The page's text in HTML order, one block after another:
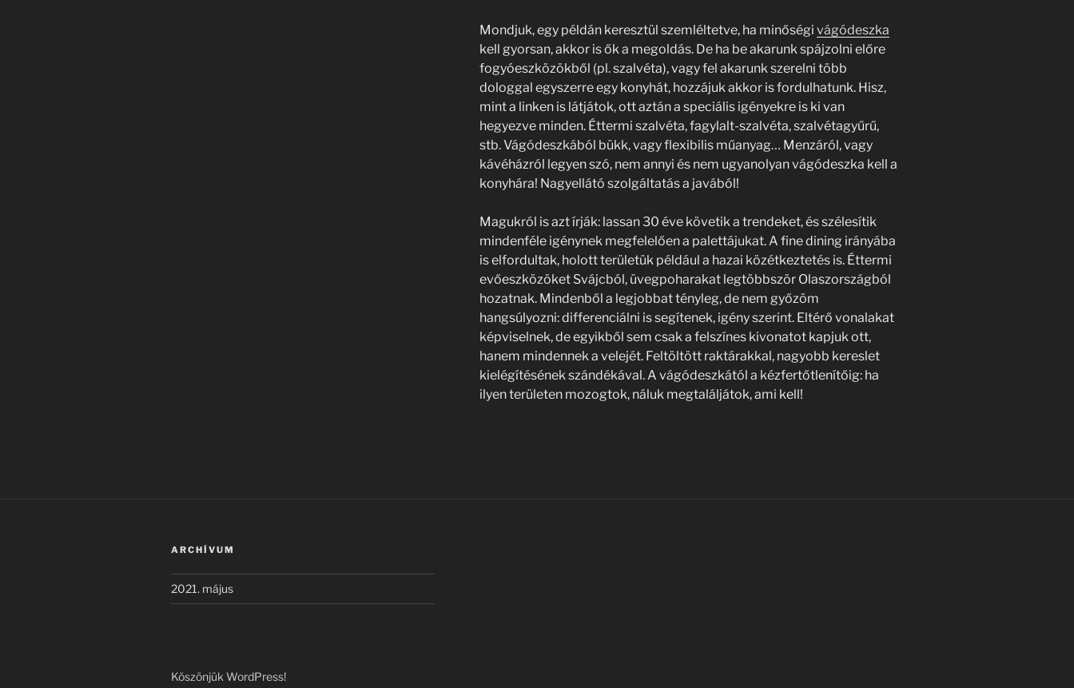
Mondjuk, egy példán keresztül szemléltetve, ha minőségi vágódeszka
kell gyorsan, akkor is ők a megoldás. De ha be akarunk spájzolni előre
fogyóeszközökből (pl. szalvéta), vagy fel akarunk szerelni több
dologgal egyszerre egy konyhát, hozzájuk akkor is fordulhatunk. Hisz,
mint a linken is látjátok, ott aztán a speciális igényekre is ki van
hegyezve minden. Éttermi szalvéta, fagylalt-szalvéta, szalvétagyűrű,
stb. Vágódeszkából bükk, vagy flexibilis műanyag… Menzáról, vagy
kávéházról legyen szó, nem annyi és nem ugyanolyan vágódeszka kell a
konyhára! Nagyellátó szolgáltatás a javából!
Magukról is azt írják: lassan 30 éve követik a trendeket, és szélesítik
mindenféle igénynek megfelelően a palettájukat. A fine dining irányába
is elfordultak, holott területük például a hazai közétkeztetés is. Éttermi
evőeszközöket Svájcból, üvegpoharakat legtöbbször Olaszországból
hozatnak. Mindenből a legjobbat tényleg, de nem győzöm
hangsúlyozni: differenciálni is segítenek, igény szerint. Eltérő vonalakat
képviselnek, de egyikből sem csak a felszínes kivonatot kapjuk ott,
hanem mindennek a velejét. Feltöltött raktárakkal, nagyobb kereslet
kielégítésének szándékával. A vágódeszkától a kézfertőtlenítőig: ha
ilyen területen mozogtok, náluk megtaláljátok, ami kell!
ARCHÍVUM
2021. május
Köszönjük WordPress!